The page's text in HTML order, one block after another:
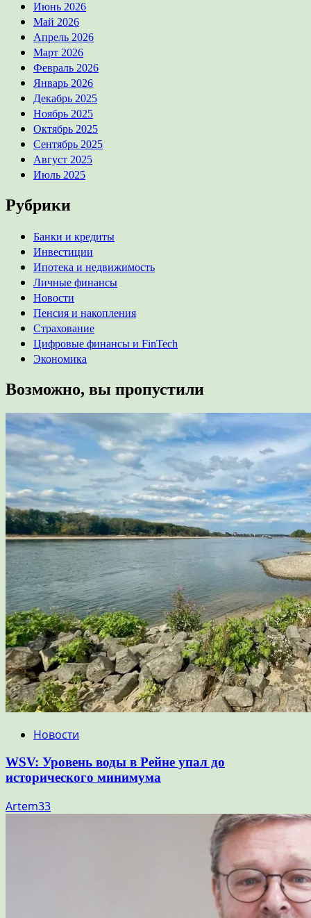
Июнь 2026
Май 2026
Апрель 2026
Март 2026
Февраль 2026
Январь 2026
Декабрь 2025
Ноябрь 2025
Октябрь 2025
Сентябрь 2025
Август 2025
Июль 2025
Рубрики
Банки и кредиты
Инвестиции
Ипотека и недвижимость
Личные финансы
Новости
Пенсия и накопления
Страхование
Цифровые финансы и FinTech
Экономика
Возможно, вы пропустили
Новости
WSV: Уровень воды в Рейне упал до
исторического минимума
Artem33